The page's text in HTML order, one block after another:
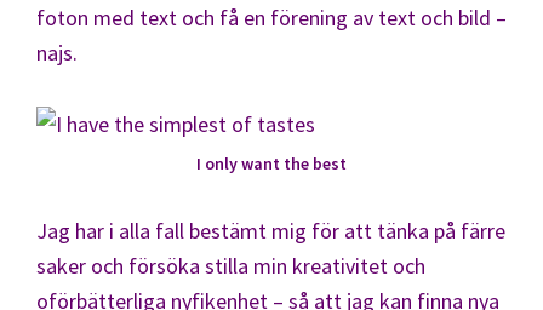
foton med text och få en förening av text och bild –
najs.
I only want the best
Jag har i alla fall bestämt mig för att tänka på färre
saker och försöka stilla min kreativitet och
oförbätterliga nyfikenhet – så att jag kan finna nya